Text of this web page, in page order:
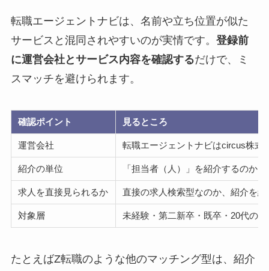
転職エージェントナビは、名前や立ち位置が似た
サービスと混同されやすいのが実情です。 登録前
に運営会社とサービス内容を確認するだけで、ミ
スマッチを避けられます。
確認ポイント 見るところ
運営会社 転職エージェントナビはcircus株式
紹介の単位 「担当者（人）」を紹介するのか
求人を直接見られるか 直接の求人検索型なのか、紹介を
対象層 未経験・第二新卒・既卒・20代の
たとえばZ転職のような他のマッチング型は、紹介